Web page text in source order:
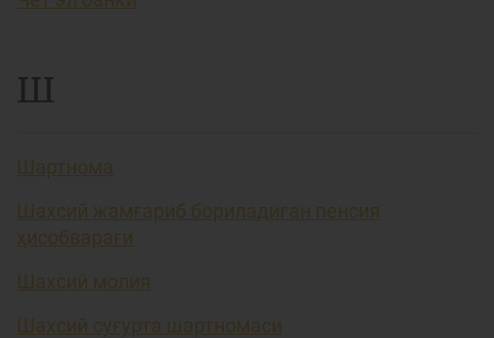
Ш
Шартнома
Шахсий жамғариб бориладиган пенсия
ҳисобварағи
Шахсий молия
Шахсий суғурта шартномаси